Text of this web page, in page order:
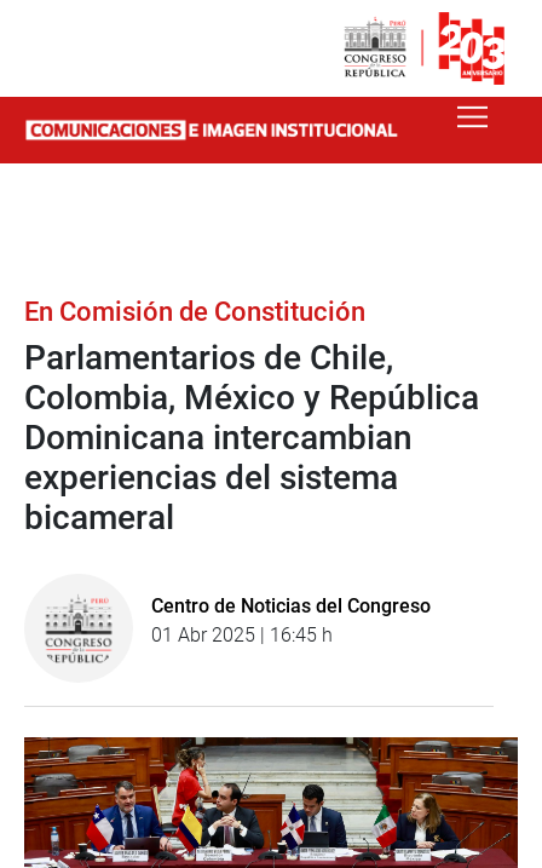
En Comisión de Constitución
Parlamentarios de Chile,
Colombia, México y República
Dominicana intercambian
experiencias del sistema
bicameral
Centro de Noticias del Congreso
01 Abr 2025 | 16:45 h